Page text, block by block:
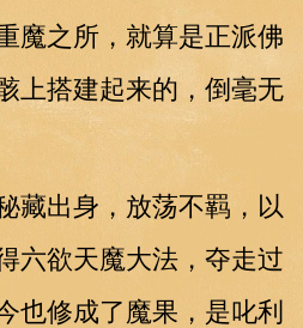
魔之所，就算是正派佛
上搭建起来的，倒毫无
出身，放荡不羁，以
六欲天魔大法，夺走过
也修成了魔果，是叱利